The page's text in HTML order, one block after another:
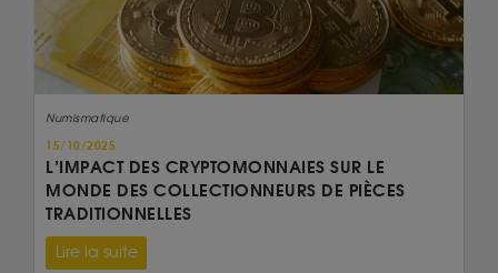
Numismatique
15/10/2025
L’IMPACT DES CRYPTOMONNAIES SUR LE
MONDE DES COLLECTIONNEURS DE PIÈCES
TRADITIONNELLES
Lire la suite